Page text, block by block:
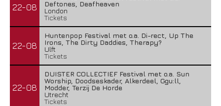
22-08
Deftones, Deafheaven
London
Tickets
22-08
Huntenpop Festival met o.a. Di-rect, Up The
Irons, The Dirty Daddies, Therapy?
Ulft
Tickets
22-08
DUISTER COLLECTIEF Festival met o.a. Sun
Worship, Doodseskader, Alkerdeel, Ggu:ll,
Modder, Terzij De Horde
Utrecht
Tickets